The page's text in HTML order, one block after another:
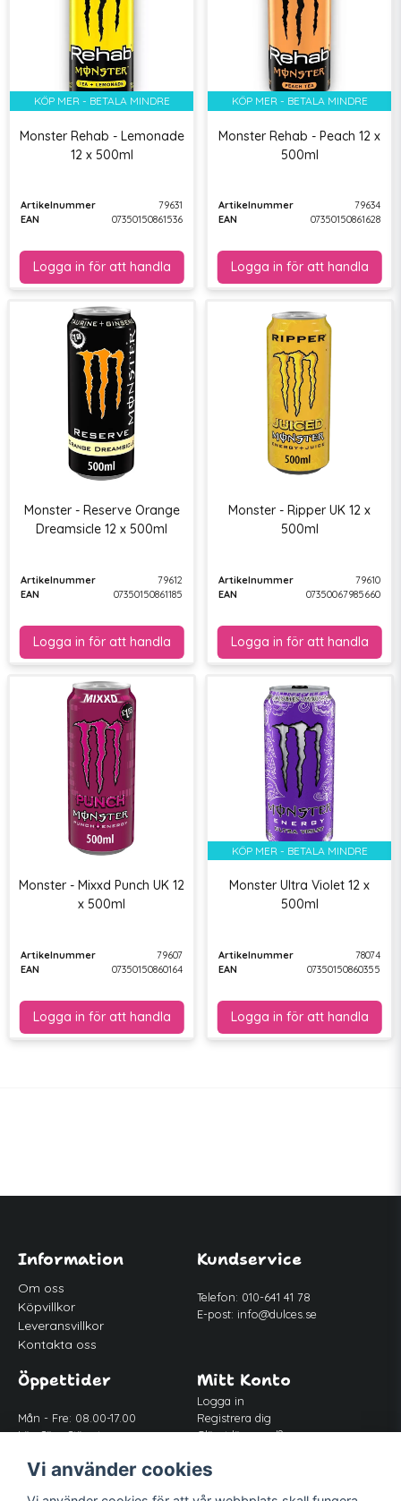
KÖP MER - BETALA MINDRE
Monster Rehab - Lemonade
12 x 500ml
Artikelnummer
79631
EAN
07350150861536
KÖP MER - BETALA MINDRE
Monster Rehab - Peach 12 x
500ml
Artikelnummer
79634
EAN
07350150861628
Monster - Reserve Orange
Dreamsicle 12 x 500ml
Artikelnummer
79612
EAN
07350150861185
Monster - Ripper UK 12 x
500ml
Artikelnummer
79610
EAN
07350067985660
Monster - Mixxd Punch UK 12
x 500ml
Artikelnummer
79607
EAN
07350150860164
KÖP MER - BETALA MINDRE
Monster Ultra Violet 12 x
500ml
Artikelnummer
78074
EAN
07350150860355
Information
Om oss
Köpvillkor
Leveransvillkor
Kontakta oss
Kundservice
Telefon: 010-641 41 78
E-post: info@dulces.se
Öppettider
Mån - Fre: 08.00-17.00
Lör-Sön: Stängt
Mitt Konto
Logga in
Registrera dig
Glömt lösenord?
Vi använder cookies